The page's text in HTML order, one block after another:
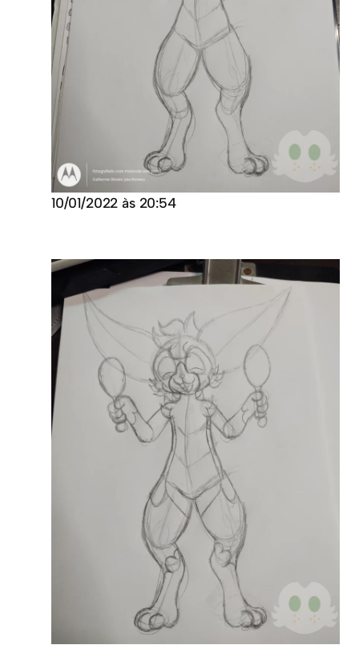
10/01/2022 às 20:54